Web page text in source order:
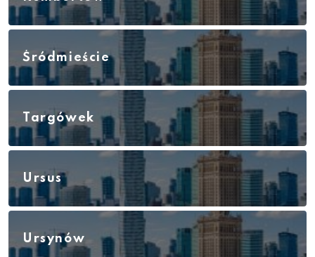
Śródmieście
Targówek
Ursus
Ursynów